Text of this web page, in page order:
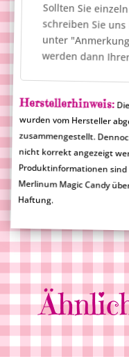
Sollten Sie
schreiben Sie
unter
werden dann
Herstellerhinweis:
Haftung.